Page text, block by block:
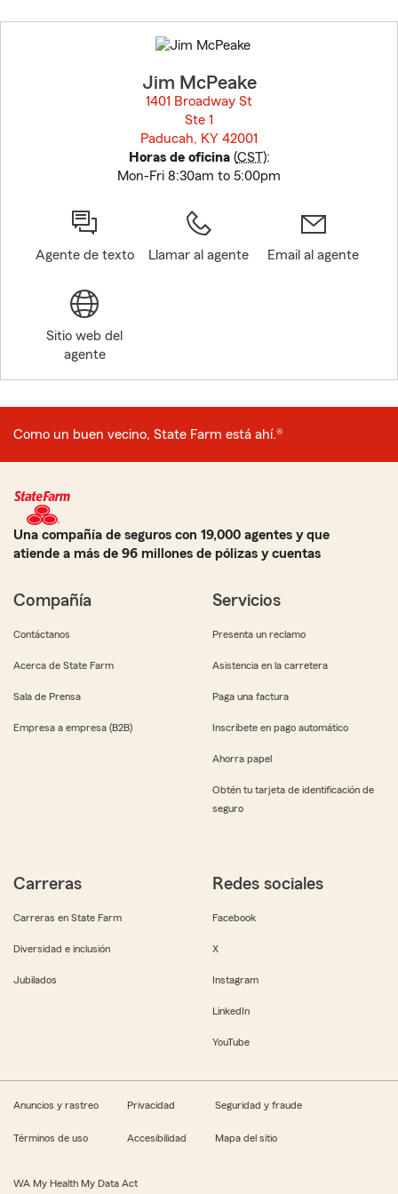
to
before
Jim McPeake
1401 Broadway St
Ste 1
Paducah, KY 42001
Horas de oficina(CST):
Mon-Fri 8:30am to 5:00pm
Agente de texto Llamar al agente Email al agente
Sitio web del
agente
Como un buen vecino, State Farm está ahí.®
Una compañía de seguros con 19,000 agentes y que
atiende a más de 96 millones de pólizas y cuentas
Compañía
Contáctanos
Acerca de State Farm
Sala de Prensa
Empresa a empresa (B2B)
Servicios
Presenta un reclamo
Asistencia en la carretera
Paga una factura
Inscríbete en pago automático
Ahorra papel
Obtén tu tarjeta de identificación de
seguro
Carreras
Carreras en State Farm
Diversidad e inclusión
Jubilados
Redes sociales
Facebook
X
Instagram
LinkedIn
YouTube
Anuncios y rastreo Privacidad Seguridad y fraude
Términos de uso Accesibilidad Mapa del sitio
WA My Health My Data Act